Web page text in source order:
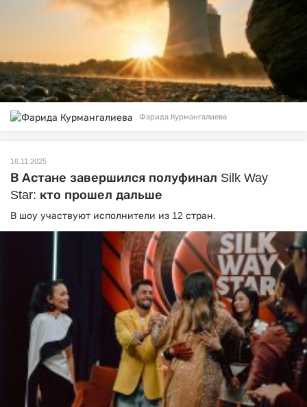
Фарида Курмангалиева
16.11.2025
В Астане завершился полуфинал Silk Way
Star: кто прошел дальше
В шоу участвуют исполнители из 12 стран.